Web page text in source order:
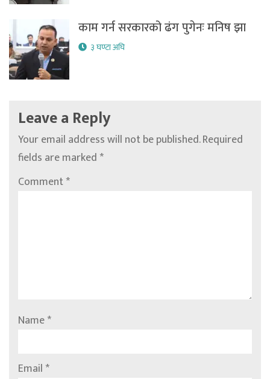
काम गर्न सरकारको ढंग पुगेनः मनिष झा
३ घण्टा अघि
Leave a Reply
Your email address will not be published.Required
fields are marked*
Comment*
Name*
Email*